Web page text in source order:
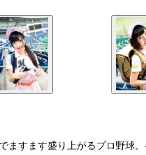
すます盛り上がるプロ野球